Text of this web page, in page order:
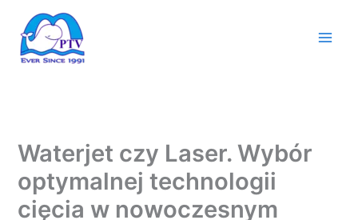
treści
Waterjet czy Laser. Wybór
optymalnej technologii
cięcia w nowoczesnym